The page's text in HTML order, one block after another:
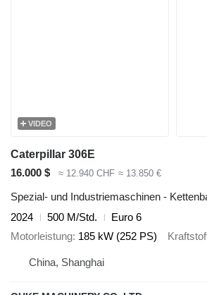
VIDEO
Caterpillar 306E
16.000 $
≈ 12.940 CHF ≈ 13.850 €
Spezial- und Industriemaschinen -
2024
500 M/Std.
Euro 6
Motorleistung 185 kW (252 PS)
China, Shanghai